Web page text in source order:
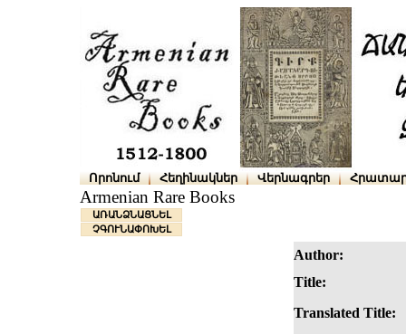
Որոնում Հեղինակներ Վերնագրեր
Armenian Rare Books
ԱՌԱՆՁՆԱՑՆԵԼ
ՉԳՈՒՆԱՓՈԽԵԼ
Author:
Title:
Translated Title: